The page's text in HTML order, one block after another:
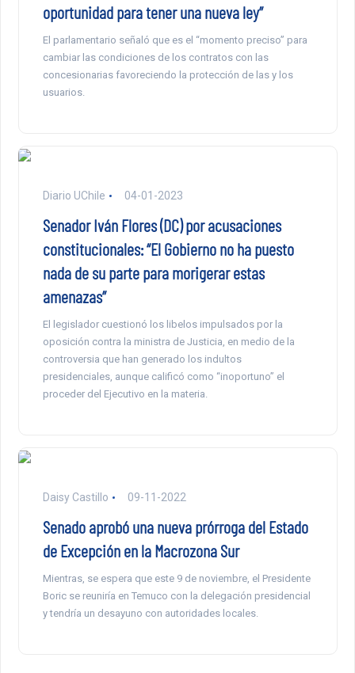
oportunidad para tener una nueva ley”
El parlamentario señaló que es el “momento preciso” para
cambiar las condiciones de los contratos con las
concesionarias favoreciendo la protección de las y los
usuarios.
Diario UChile 04-01-2023
Senador Iván Flores (DC) por acusaciones
constitucionales: “El Gobierno no ha puesto
nada de su parte para morigerar estas
amenazas”
El legislador cuestionó los libelos impulsados por la
oposición contra la ministra de Justicia, en medio de la
controversia que han generado los indultos
presidenciales, aunque calificó como “inoportuno” el
proceder del Ejecutivo en la materia.
Daisy Castillo 09-11-2022
Senado aprobó una nueva prórroga del Estado
de Excepción en la Macrozona Sur
Mientras, se espera que este 9 de noviembre, el Presidente
Boric se reuniría en Temuco con la delegación presidencial
y tendría un desayuno con autoridades locales.